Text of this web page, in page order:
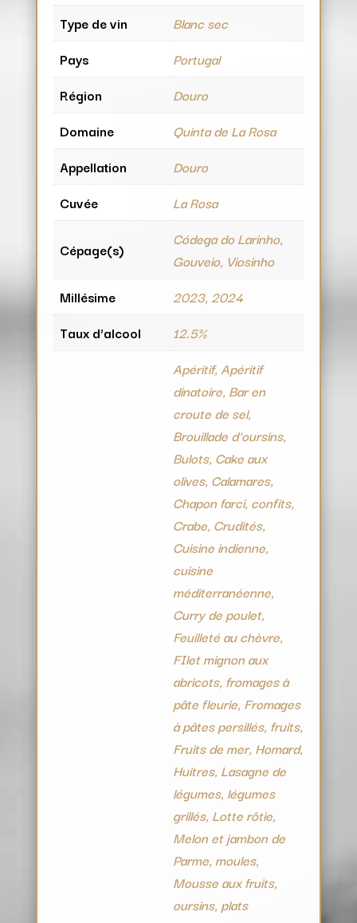
Type de vin
Blanc sec
Pays
Portugal
Région
Douro
Domaine
Quinta de La Rosa
Appellation
Douro
Cuvée
La Rosa
Cépage(s)
Códega do Larinho,
Gouveio, Viosinho
Millésime
2023, 2024
Taux d'alcool
12.5%
Apéritif, Apéritif
dinatoire, Bar en
croute de sel,
Brouillade d'oursins,
Bulots, Cake aux
olives, Calamares,
Chapon farci, confits,
Crabe, Crudités,
Cuisine indienne,
cuisine
méditerranéenne,
Curry de poulet,
Feuilleté au chèvre,
FIlet mignon aux
abricots, fromages à
pâte fleurie, Fromages
à pâtes persillés, fruits,
Fruits de mer, Homard,
Huitres, Lasagne de
légumes, légumes
grillés, Lotte rôtie,
Melon et jambon de
Parme, moules,
Mousse aux fruits,
oursins, plats